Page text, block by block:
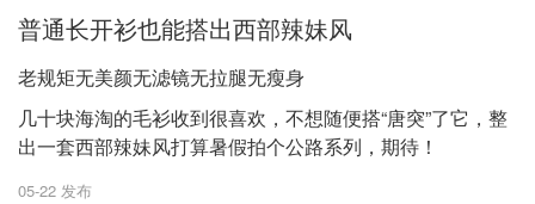
普通长开衫也能搭出西部辣妹风
老规矩无美颜无滤镜无拉腿无瘦身
几十块海淘的毛衫收到很喜欢，不想随便搭“唐突”了它，整
出一套西部辣妹风打算暑假拍个公路系列，期待！
05-22 发布